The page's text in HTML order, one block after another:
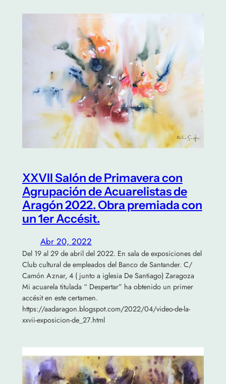
XXVII Salón de Primavera con
Agrupación de Acuarelistas de
Aragón 2022. Obra premiada con
un 1er Accésit.
Abr 20, 2022
Del 19 al 29 de abril del 2022. En sala de exposiciones del
Club cultural de empleados del Banco de Santander. C/
Camón Aznar, 4 ( junto a iglesia De Santiago) Zaragoza
Mi acuarela titulada “ Despertar” ha obtenido un primer
accésit en este certamen.
https://aadaragon.blogspot.com/2022/04/video-de-la-
xxvii-exposicion-de_27.html